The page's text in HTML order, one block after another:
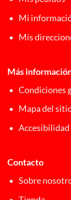
Mi
Mis
Más
Condiciones
Mapa del
Accesibilidad
Contacto
Sobre